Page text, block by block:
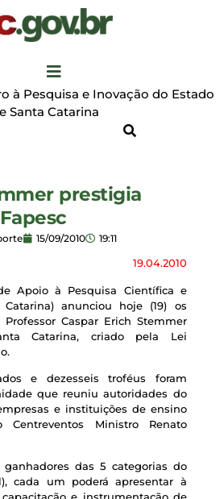
à Pesquisa e Inovação do Estado
Santa Catarina
prestigia
15/09/2010 19:11
19.04.2010
Apoio à Pesquisa Científica e
anunciou hoje (19) os
Caspar Erich Stemmer
Catarina, criado pela Lei
e dezesseis troféus foram
que reuniu autoridades do
e instituições de ensino
Ministro Renato
ganhadores das 5 categorias do
cada um poderá apresentar à